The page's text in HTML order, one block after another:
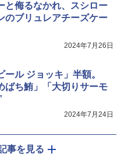
と侮るなかれ、スシロー
のブリュレアチーズケー
2024年7月26日
ール ジョッキ」半額。
ばち鮪」「大切りサーモ
2024年7月24日
事を見る